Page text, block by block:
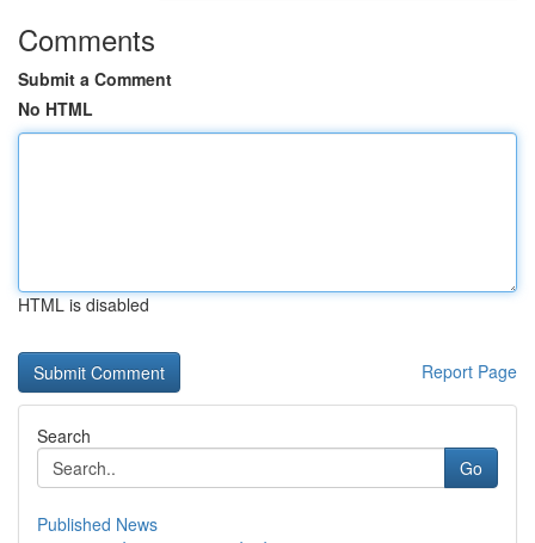
Comments
Submit a Comment
No HTML
HTML is disabled
Report Page
Search
Go
Published News